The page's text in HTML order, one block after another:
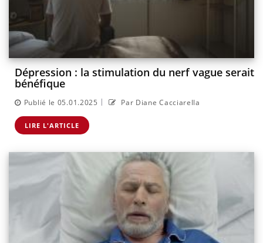
Dépression : la stimulation du nerf vague serait
bénéfique
Publié le 05.01.2025 | Par Diane Cacciarella
LIRE L'ARTICLE